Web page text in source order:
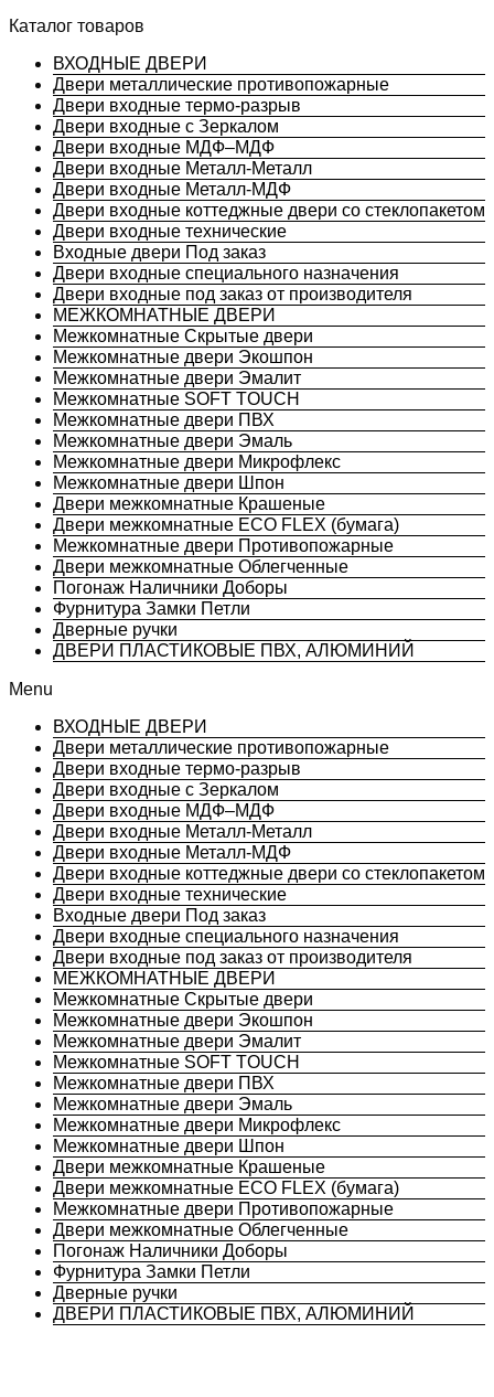
Каталог товаров
ВХОДНЫЕ ДВЕРИ
Двери металлические противопожарные
Двери входные термо-разрыв
Двери входные с Зеркалом
Двери входные МДФ–МДФ
Двери входные Металл-Металл
Двери входные Металл-МДФ
Двери входные коттеджные двери со стеклопакетом
Двери входные технические
Входные двери Под заказ
Двери входные специального назначения
Двери входные под заказ от производителя
МЕЖКОМНАТНЫЕ ДВЕРИ
Межкомнатные Скрытые двери
Межкомнатные двери Экошпон
Межкомнатные двери Эмалит
Межкомнатные SOFT TOUCH
Межкомнатные двери ПВХ
Межкомнатные двери Эмаль
Межкомнатные двери Микрофлекс
Межкомнатные двери Шпон
Двери межкомнатные Крашеные
Двери межкомнатные ECO FLEX (бумага)
Межкомнатные двери Противопожарные
Двери межкомнатные Облегченные
Погонаж Наличники Доборы
Фурнитура Замки Петли
Дверные ручки
ДВЕРИ ПЛАСТИКОВЫЕ ПВХ, АЛЮМИНИЙ
Menu
ВХОДНЫЕ ДВЕРИ
Двери металлические противопожарные
Двери входные термо-разрыв
Двери входные с Зеркалом
Двери входные МДФ–МДФ
Двери входные Металл-Металл
Двери входные Металл-МДФ
Двери входные коттеджные двери со стеклопакетом
Двери входные технические
Входные двери Под заказ
Двери входные специального назначения
Двери входные под заказ от производителя
МЕЖКОМНАТНЫЕ ДВЕРИ
Межкомнатные Скрытые двери
Межкомнатные двери Экошпон
Межкомнатные двери Эмалит
Межкомнатные SOFT TOUCH
Межкомнатные двери ПВХ
Межкомнатные двери Эмаль
Межкомнатные двери Микрофлекс
Межкомнатные двери Шпон
Двери межкомнатные Крашеные
Двери межкомнатные ECO FLEX (бумага)
Межкомнатные двери Противопожарные
Двери межкомнатные Облегченные
Погонаж Наличники Доборы
Фурнитура Замки Петли
Дверные ручки
ДВЕРИ ПЛАСТИКОВЫЕ ПВХ, АЛЮМИНИЙ